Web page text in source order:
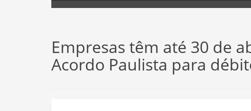
Empresas têm até 30 de
Acordo Paulista para